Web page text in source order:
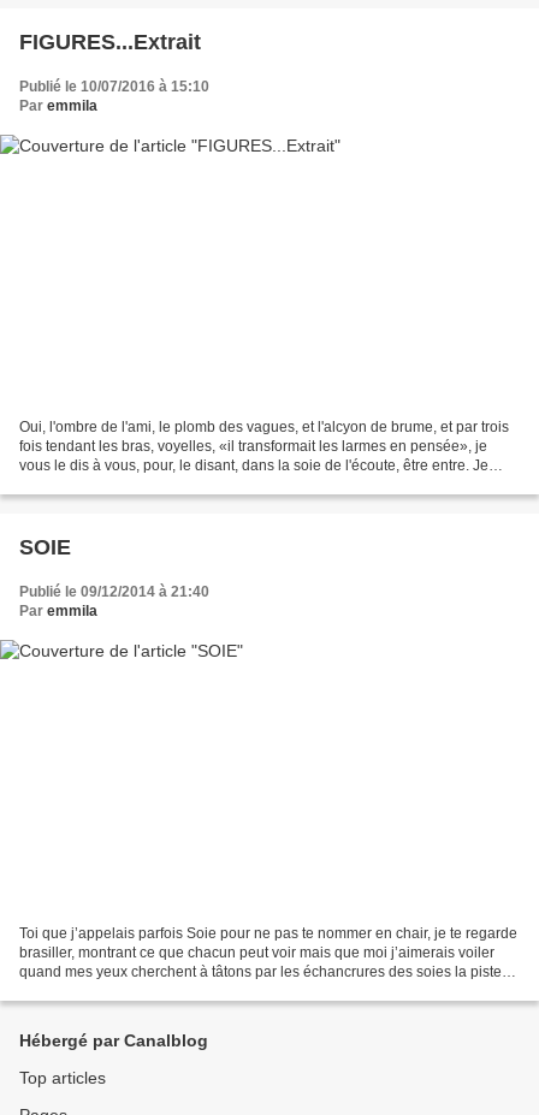
FIGURES...Extrait
Publié le 10/07/2016 à 15:10
Par emmila
Oui, l'ombre de l'ami, le plomb des vagues, et l'alcyon de brume, et par trois
fois tendant les bras, voyelles, «il transformait les larmes en pensée», je
vous le dis à vous, pour, le disant, dans la soie de l'écoute, être entre. Je
SOIE
Publié le 09/12/2014 à 21:40
Par emmila
Toi que j’appelais parfois Soie pour ne pas te nommer en chair, je te regarde
brasiller, montrant ce que chacun peut voir mais que moi j’aimerais voiler
quand mes yeux cherchent à tâtons par les échancrures des soies la piste
Hébergé par Canalblog
Top articles